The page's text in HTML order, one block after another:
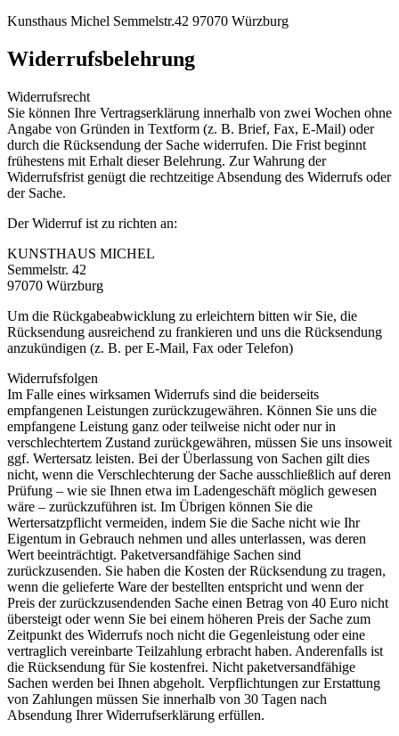
Kunsthaus Michel Semmelstr.42 97070 Würzburg
Widerrufsbelehrung
Widerrufsrecht
Sie können Ihre Vertragserklärung innerhalb von zwei Wochen ohne
Angabe von Gründen in Textform (z. B. Brief, Fax, E-Mail) oder
durch die Rücksendung der Sache widerrufen. Die Frist beginnt
frühestens mit Erhalt dieser Belehrung. Zur Wahrung der
Widerrufsfrist genügt die rechtzeitige Absendung des Widerrufs oder
der Sache.
Der Widerruf ist zu richten an:
KUNSTHAUS MICHEL
Semmelstr. 42
97070 Würzburg
Um die Rückgabeabwicklung zu erleichtern bitten wir Sie, die
Rücksendung ausreichend zu frankieren und uns die Rücksendung
anzukündigen (z. B. per E-Mail, Fax oder Telefon)
Widerrufsfolgen
Im Falle eines wirksamen Widerrufs sind die beiderseits
empfangenen Leistungen zurückzugewähren. Können Sie uns die
empfangene Leistung ganz oder teilweise nicht oder nur in
verschlechtertem Zustand zurückgewähren, müssen Sie uns insoweit
ggf. Wertersatz leisten. Bei der Überlassung von Sachen gilt dies
nicht, wenn die Verschlechterung der Sache ausschließlich auf deren
Prüfung – wie sie Ihnen etwa im Ladengeschäft möglich gewesen
wäre – zurückzuführen ist. Im Übrigen können Sie die
Wertersatzpflicht vermeiden, indem Sie die Sache nicht wie Ihr
Eigentum in Gebrauch nehmen und alles unterlassen, was deren
Wert beeinträchtigt. Paketversandfähige Sachen sind
zurückzusenden. Sie haben die Kosten der Rücksendung zu tragen,
wenn die gelieferte Ware der bestellten entspricht und wenn der
Preis der zurückzusendenden Sache einen Betrag von 40 Euro nicht
übersteigt oder wenn Sie bei einem höheren Preis der Sache zum
Zeitpunkt des Widerrufs noch nicht die Gegenleistung oder eine
vertraglich vereinbarte Teilzahlung erbracht haben. Anderenfalls ist
die Rücksendung für Sie kostenfrei. Nicht paketversandfähige
Sachen werden bei Ihnen abgeholt. Verpflichtungen zur Erstattung
von Zahlungen müssen Sie innerhalb von 30 Tagen nach
Absendung Ihrer Widerrufserklärung erfüllen.